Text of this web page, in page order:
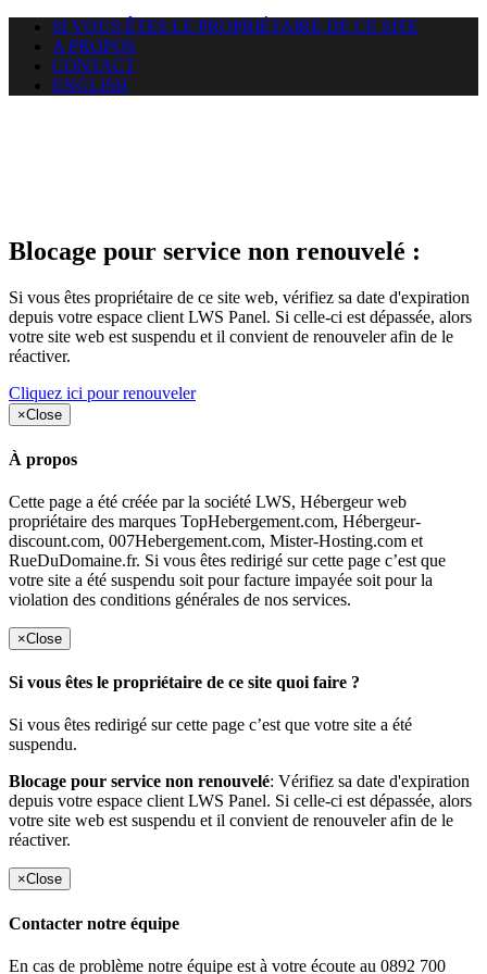
SI VOUS ÊTES LE PROPRIÉTAIRE DE CE SITE
A PROPOS
CONTACT
ENGLISH
Blocage pour service non renouvelé :
Si vous êtes propriétaire de ce site web, vérifiez sa date d'expiration
depuis votre espace client LWS Panel. Si celle-ci est dépassée, alors
votre site web est suspendu et il convient de renouveler afin de le
réactiver.
Cliquez ici pour renouveler
×Close
À propos
Cette page a été créée par la société LWS, Hébergeur web
propriétaire des marques TopHebergement.com, Hébergeur-
discount.com, 007Hebergement.com, Mister-Hosting.com et
RueDuDomaine.fr. Si vous êtes redirigé sur cette page c’est que
votre site a été suspendu soit pour facture impayée soit pour la
violation des conditions générales de nos services.
×Close
Si vous êtes le propriétaire de ce site quoi faire ?
Si vous êtes redirigé sur cette page c’est que votre site a été
suspendu.
Blocage pour service non renouvelé: Vérifiez sa date d'expiration
depuis votre espace client LWS Panel. Si celle-ci est dépassée, alors
votre site web est suspendu et il convient de renouveler afin de le
réactiver.
×Close
Contacter notre équipe
En cas de problème notre équipe est à votre écoute au 0892 700